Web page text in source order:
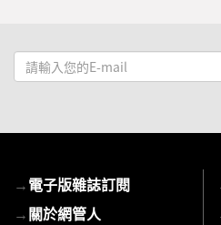
請
輸
mail
→電子版雜誌訂閱
→關於網管人